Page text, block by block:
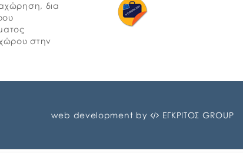
δια
στην
web development by ΕΓΚΡΙΤΟΣ GROUP